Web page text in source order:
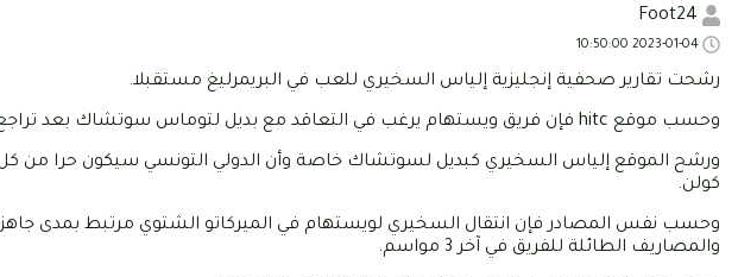
رشحت تقارير صحفية إنجليزية إلياس السخيري للعب في البريمرليغ مستقبلا.
وحسب موقع hitc فإن فريق ويستهام يرغب في التعاقد مع بديل لتوماس سوتشاك بعد تراجع مستواه الموسم الحالي.
ورشح الموقع إلياس السخيري كبديل لسوتشاك خاصة وأن الدولي التونسي سيكون حرا من كل
كولن.
والمصاريف الطائلة للفريق في آخر 3 مواسم.